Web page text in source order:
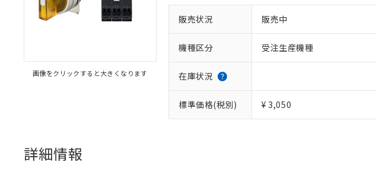
画像をクリックすると大きくなります
販売状況 販売中
機種区分 受注生産機種
在庫状況
標準価格(税別) ¥ 3,050
詳細情報